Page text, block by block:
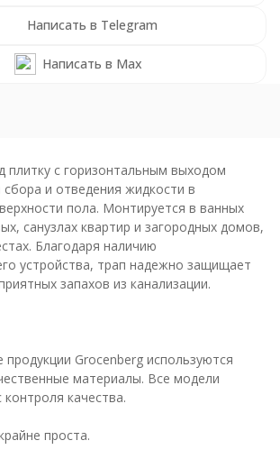
Написать в Telegram
Написать в Max
плитку с горизонтальным выходом
сбора и отведения жидкости в
пола. Монтируется в ванных
санузлах квартир и загородных домов,
Благодаря наличию
устройства, трап надежно защищает
запахов из канализации.
продукции Grocenberg используются
материалы. Все модели
качества.
проста.